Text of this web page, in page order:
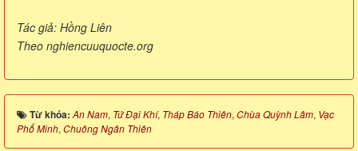
Tác giả: Hồng Liên
Theo nghiencuuquocte.org
Từ khóa:An Nam, Tứ Đại Khí, Tháp Báo Thiên, Chùa Quỳnh Lâm, Vạc
Phổ Minh, Chuông Ngân Thiên